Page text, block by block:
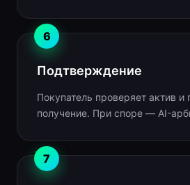
6
Подтверждение
Покупатель проверяет актив
получение. При споре — AI-
7